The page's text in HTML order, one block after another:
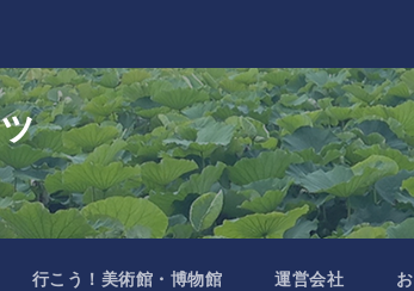
行こう！美術館・博物館 運営会社